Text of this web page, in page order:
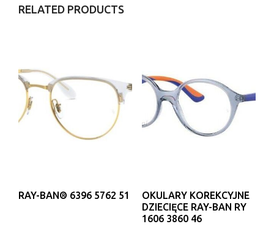
RELATED PRODUCTS
RAY-BAN® 6396 5762 51
OKULARY KOREKCYJNE
DZIECIĘCE RAY-BAN RY
1606 3860 46